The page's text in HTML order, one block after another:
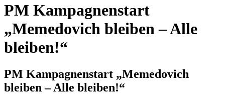
PM Kampagnenstart
„Memedovich bleiben – Alle
bleiben!“
PM Kampagnenstart „Memedovich
bleiben – Alle bleiben!“